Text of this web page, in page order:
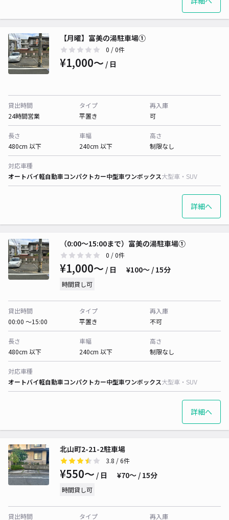
【月曜】富美の湯駐車場①
0 / 0件
¥1,000〜 / 日
貸出時間
24時間営業
タイプ
平置き
再入庫
可
長さ
480cm 以下
車幅
240cm 以下
高さ
制限なし
対応車種
オートバイ軽自動車コンパクトカー中型車ワンボックス大型車・SUV
詳細へ
（0:00～15:00まで）富美の湯駐車場①
0 / 0件
¥1,000〜 / 日 ¥100〜 / 15分
時間貸し可
貸出時間
00:00 〜15:00
タイプ
平置き
再入庫
不可
長さ
480cm 以下
車幅
240cm 以下
高さ
制限なし
対応車種
オートバイ軽自動車コンパクトカー中型車ワンボックス大型車・SUV
詳細へ
北山町2-21-2駐車場
3.8 / 6件
¥550〜 / 日 ¥70〜 / 15分
時間貸し可
貸出時間
タイプ
再入庫